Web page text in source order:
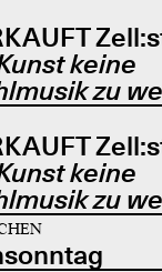
keine
zu
keine
zu